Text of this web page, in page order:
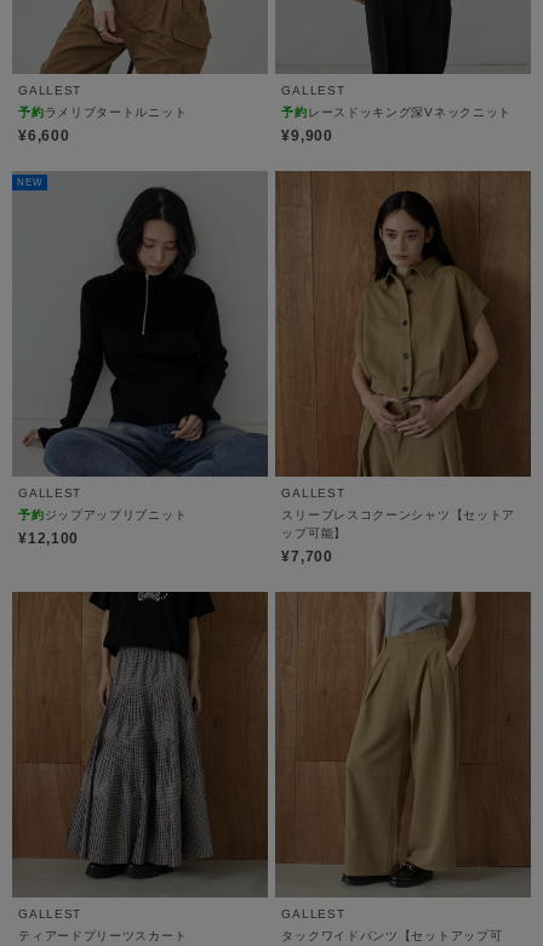
GALLEST
予約ラメリブタートルニット
¥6,600
GALLEST
予約レースドッキング深Vネックニット
¥9,900
NEW
GALLEST
予約ジップアップリブニット
¥12,100
GALLEST
スリーブレスコクーンシャツ【セットア
ップ可能】
¥7,700
GALLEST
ティアードプリーツスカート
GALLEST
タックワイドパンツ【セットアップ可